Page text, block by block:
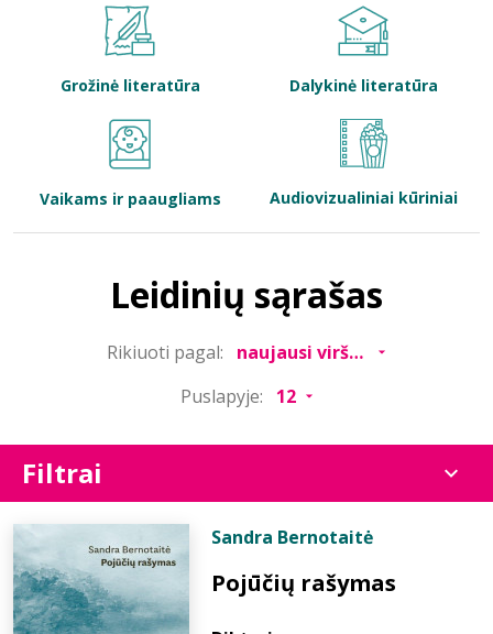
Bibliotekoms
Grožinė literatūra Dalykinė literatūra
Vaikams ir paaugliams Audiovizualiniai kūriniai
Leidinių sąrašas
Rikiuoti pagal:
Puslapyje:
Filtrai
Sandra Bernotaitė
Pojūčių rašymas